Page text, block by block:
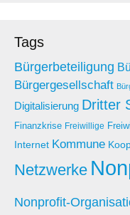
Tags
Bürgerbeteiligung
Bürgergesellschaft
Digitalisierung Dritter
Finanzkrise Freiwillige
Internet Kommune
Netzwerke
Nonprofit-